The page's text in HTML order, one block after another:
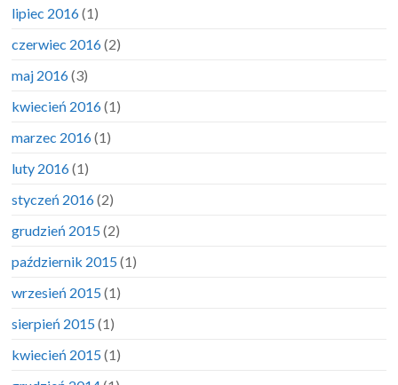
lipiec 2016(1)
czerwiec 2016(2)
maj 2016(3)
kwiecień 2016(1)
marzec 2016(1)
luty 2016(1)
styczeń 2016(2)
grudzień 2015(2)
październik 2015(1)
wrzesień 2015(1)
sierpień 2015(1)
kwiecień 2015(1)